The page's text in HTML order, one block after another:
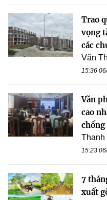
Trao
vọng
các
Văn
15:36
Văn
cao
Thanh
15:23
7
xuất